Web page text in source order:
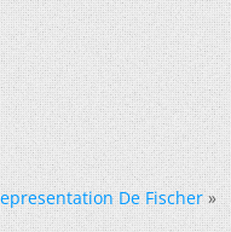
De Fischer »